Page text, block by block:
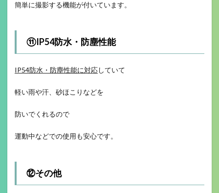
簡単に撮影する機能が付いています。
⑪IP54防水・防塵性能
IP54防水・防塵性能に対応していて
軽い雨や汗、砂ほこりなどを
防いでくれるので
運動中などでの使用も安心です。
⑫その他